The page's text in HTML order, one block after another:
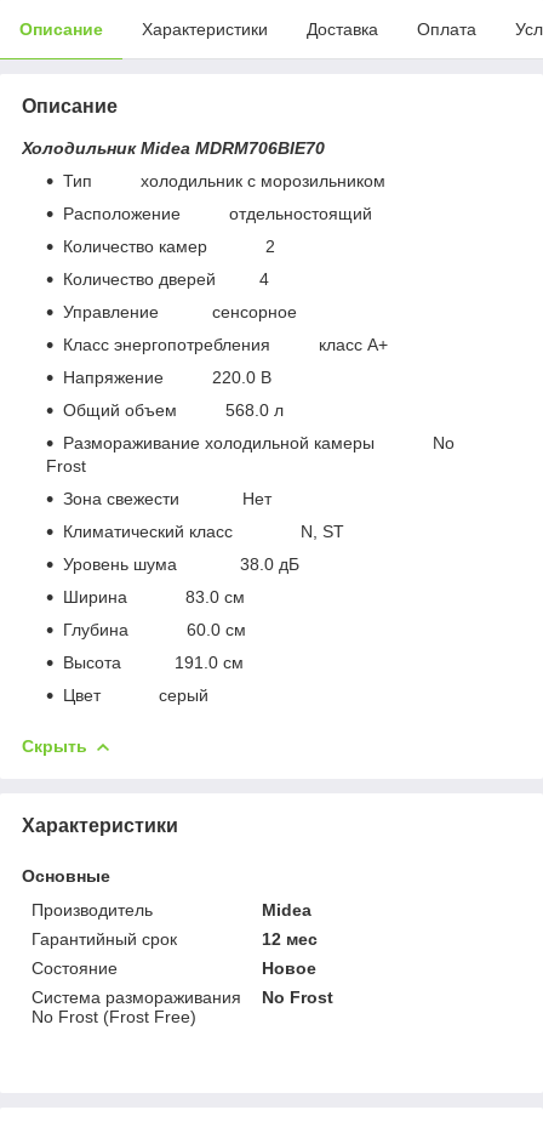
Описание Характеристики Доставка Оплата
Описание
Холодильник Midea MDRM706BIE70
Тип холодильник с морозильником
Расположение отдельностоящий
Количество камер 2
Количество дверей 4
Управление сенсорное
Класс энергопотребления класс A+
Напряжение 220.0 В
Общий объем 568.0 л
Размораживание холодильной камеры No
Frost
Зона свежести Нет
Климатический класс N, ST
Уровень шума 38.0 дБ
Ширина 83.0 см
Глубина 60.0 см
Высота 191.0 см
Цвет серый
Скрыть
Характеристики
Основные
Производитель
Midea
Гарантийный срок
12 мес
Состояние
Новое
Система размораживания
No Frost (Frost Free)
No Frost